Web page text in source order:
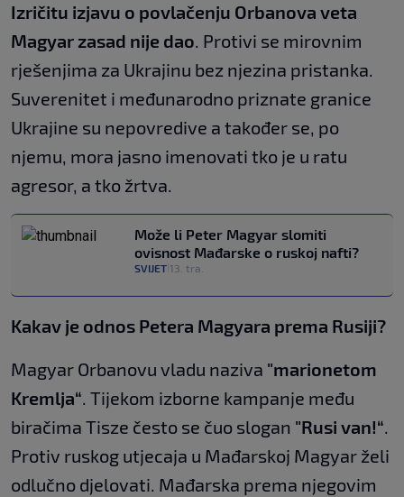
Izričitu izjavu o povlačenju Orbanova veta
Magyar zasad nije dao. Protivi se mirovnim
rješenjima za Ukrajinu bez njezina pristanka.
Suverenitet i međunarodno priznate granice
Ukrajine su nepovredive a također se, po
njemu, mora jasno imenovati tko je u ratu
agresor, a tko žrtva.
Može li Peter Magyar slomiti
ovisnost Mađarske o ruskoj nafti?
SVIJET 13. tra.
Kakav je odnos Petera Magyara prema Rusiji?
Magyar Orbanovu vladu naziva "marionetom
Kremlja“. Tijekom izborne kampanje među
biračima Tisze često se čuo slogan "Rusi van!“.
Protiv ruskog utjecaja u Mađarskoj Magyar želi
odlučno djelovati. Mađarska prema njegovim